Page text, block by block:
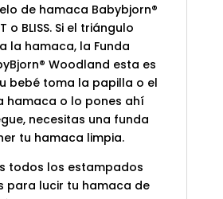
de hamaca Babybjorn®
o BLISS. Si el triángulo
la hamaca, la Funda
Woodland esta es
bebé toma la papilla o el
hamaca o lo pones ahí
necesitas una funda
tu hamaca limpia.
todos los estampados
para lucir tu hamaca de